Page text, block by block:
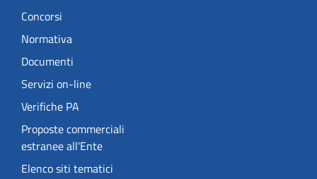
Concorsi
Normativa
Documenti
Servizi on-line
Verifiche PA
Proposte commerciali
estranee all'Ente
Elenco siti tematici